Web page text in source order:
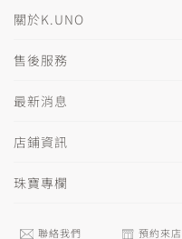
關於K.UNO
售後服務
最新消息
店鋪資訊
珠寶專欄
聯絡我們 預約來店